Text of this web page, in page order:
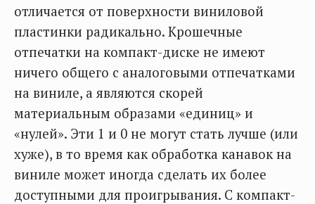
отличается от поверхности виниловой
пластинки радикально. Крошечные
отпечатки на компакт-диске не имеют
ничего общего с аналоговыми отпечатками
на виниле, а являются скорей
материальным образами «единиц» и
«нулей». Эти 1 и 0 не могут стать лучше (или
хуже), в то время как обработка канавок на
виниле может иногда сделать их более
доступными для проигрывания. С компакт-